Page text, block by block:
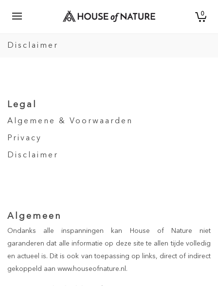
0
Disclaimer
Legal
Algemene & Voorwaarden
Privacy
Disclaimer
Algemeen
Ondanks alle inspanningen kan House of Nature niet
garanderen dat alle informatie op deze site te allen tijde volledig
en actueel is. Dit is ook van toepassing op links, direct of indirect
gekoppeld aan www.houseofnature.nl.